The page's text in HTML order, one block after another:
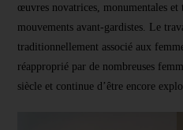
œuvres novatrices, monumentales et
mouvements avant-gardistes. Le
traditionnellement associé aux
réapproprié par de nombreuses
siècle et continue d’être encore